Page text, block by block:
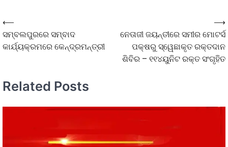
⟵
ସମ୍ବଲପୁରରେ ସମ୍ବାଦ
କାର୍ଯ୍ୟକ୍ରମରେ କେନ୍ଦ୍ରମନ୍ତ୍ରୀ
ନେତାଜୀ ଜୟନ୍ତୀରେ ସମୀର ମୋଟର୍ସ
ପକ୍ଷରୁ ସ୍ୱେଛାକୃତ ରକ୍ତଦାନ
ଶିବିର – ୧୧୪ୟୁନିଟ ରକ୍ତ ସଂଗୃହିତ
⟶
Related Posts